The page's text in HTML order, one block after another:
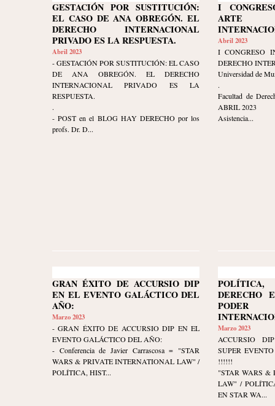
GESTACIÓN POR SUSTITUCIÓN:
EL CASO DE ANA OBREGÓN. EL
DERECHO INTERNACIONAL
PRIVADO ES LA RESPUESTA.
Abril 2023
- GESTACIÓN POR SUSTITUCIÓN: EL CASO
DE ANA OBREGÓN. EL DERECHO
INTERNACIONAL PRIVADO ES LA
RESPUESTA.
.
- POST en el BLOG HAY DERECHO por los
profs. Dr. D...
I
ARTE
Abril 2023
I CONGRESO
DERECHO
Universidad de
.
Facultad de
ABRIL 2023
Asistencia...
GRAN ÉXITO DE ACCURSIO DIP
EN EL EVENTO GALÁCTICO DEL
AÑO:
Marzo 2023
- GRAN ÉXITO DE ACCURSIO DIP EN EL
EVENTO GALÁCTICO DEL AÑO:
- Conferencia de Javier Carrascosa = "STAR
WARS & PRIVATE INTERNATIONAL LAW" /
POLÍTICA, HIST...
DERECHO
PODER
Marzo 2023
ACCURSIO
SUPER
!!!!!!
"STAR WARS &
LAW" /
EN STAR WA...